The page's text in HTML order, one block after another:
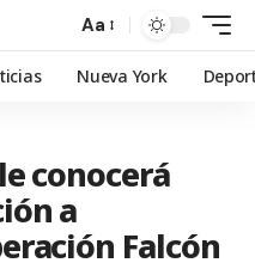
Aa
Nueva York
conocerá
a
Falcón